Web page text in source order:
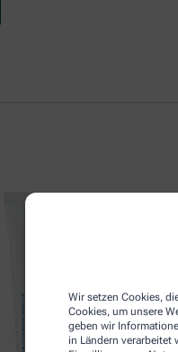
Wir setzen Cookies,
Cookies, um unsere
geben wir
in Ländern verarbeitet